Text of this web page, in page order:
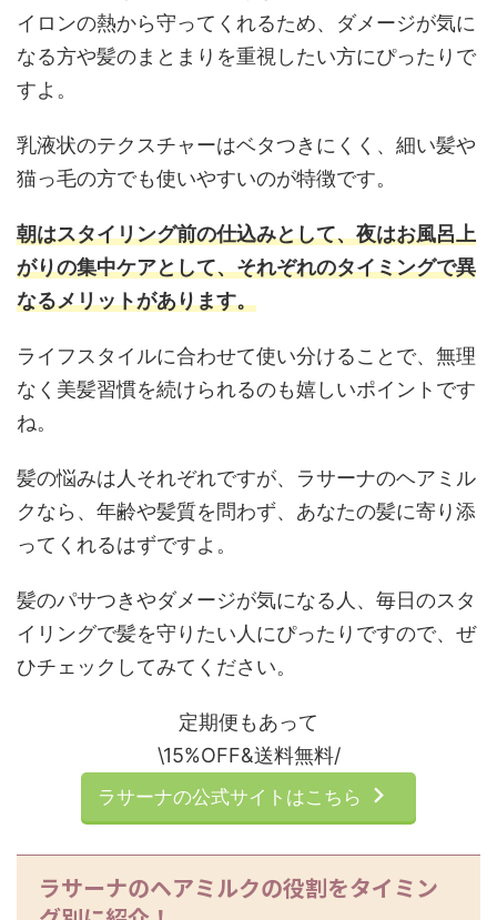
イロンの熱から守ってくれるため、ダメージが気に
なる方や髪のまとまりを重視したい方にぴったりで
すよ。
乳液状のテクスチャーはベタつきにくく、細い髪や
猫っ毛の方でも使いやすいのが特徴です。
朝はスタイリング前の仕込みとして、夜はお風呂上
がりの集中ケアとして、それぞれのタイミングで異
なるメリットがあります。
ライフスタイルに合わせて使い分けることで、無理
なく美髪習慣を続けられるのも嬉しいポイントです
ね。
髪の悩みは人それぞれですが、ラサーナのヘアミル
クなら、年齢や髪質を問わず、あなたの髪に寄り添
ってくれるはずですよ。
髪のパサつきやダメージが気になる人、毎日のスタ
イリングで髪を守りたい人にぴったりですので、ぜ
ひチェックしてみてください。
定期便もあって
\15%OFF&送料無料/
ラサーナの公式サイトはこちら
ラサーナのヘアミルクの役割をタイミン